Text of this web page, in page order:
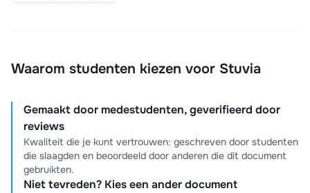
Waarom studenten kiezen voor Stuvia
Gemaakt door medestudenten, geverifieerd door
reviews
Kwaliteit die je kunt vertrouwen: geschreven door studenten
die slaagden en beoordeeld door anderen die dit document
gebruikten.
Niet tevreden? Kies een ander document